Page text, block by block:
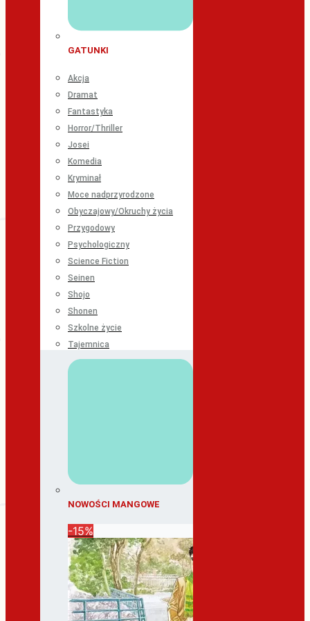
GATUNKI
Akcja
Dramat
Fantastyka
Horror/Thriller
Josei
Komedia
Kryminał
Moce nadprzyrodzone
Obyczajowy/Okruchy życia
Przygodowy
Psychologiczny
Science Fiction
Seinen
Shojo
Shonen
Szkolne życie
Tajemnica
NOWOŚCI MANGOWE
-15%